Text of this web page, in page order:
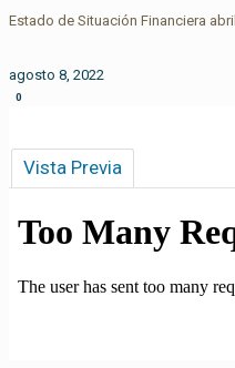
Estado de Situación Financiera abril
agosto 8, 2022
0
Vista Previa